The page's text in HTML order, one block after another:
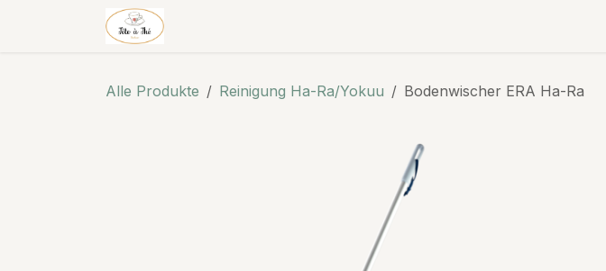
Zum Inhalt springen
Alle Produkte Reinigung Ha-Ra/Yokuu Bodenwischer ERA Ha-Ra